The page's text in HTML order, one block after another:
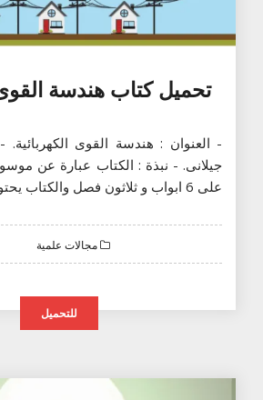
تحميل كتاب هندسة القوى
- العنوان : هندسة القوى
جيلانى. - نبذة : الكتاب عبارة عن
على 6 ابواب و ثلاثون فصل والكتاب يحتوي على 797…
مجالات علمية
للتحميل